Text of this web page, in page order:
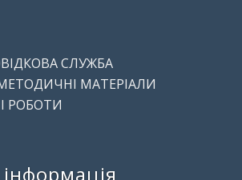
СЛУЖБА
МАТЕРІАЛИ
РОБОТИ